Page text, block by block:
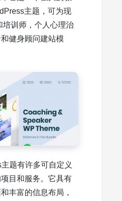
主题，可为现
培训师，个人心理治
健身顾问建站模
题有许多可自定义
目和服务。它具有
丰富的信息布局，